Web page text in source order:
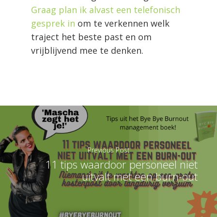
Graag plan ik alvast een telefonisch
gesprek in om te verkennen welk
traject het beste past en om
vrijblijvend mee te denken.
Previous Post
11 tips waardoor personeel niet
uitvalt met een burn-out